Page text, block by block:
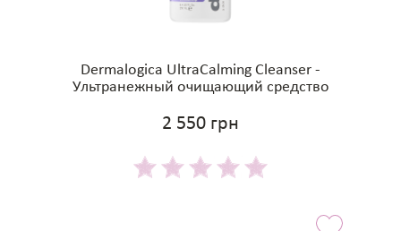
Dermalogica UltraCalming Cleanser -
Ультранежный очищающий средство
2 550 грн